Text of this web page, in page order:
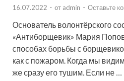
16.07.2022 - от admin - Оставьте
Основатель волонтёрского
«Антиборщевик» Мария
способах борьбы с
как с пожаром. Когда мы
же сразу его тушим. Если не …